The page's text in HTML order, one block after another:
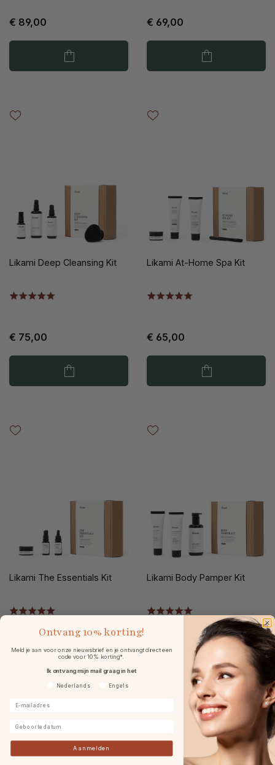
€ 89,00 € 69,00
Likami Deep Cleansing Kit
€ 75,00
Likami At-Home Spa Kit
€ 65,00
Likami The Essentials Kit
€ 69,00
Likami Body Pamper Kit
€ 65,00
-39%
Ontvang 10% korting!
Meld je aan voor onze nieuwsbrief en je ontvangt direct een
code voor 10% korting*.
Ik ontvang mijn mail graag in het
Voorkeurtaal
Nederlands Engels
Aanmelden